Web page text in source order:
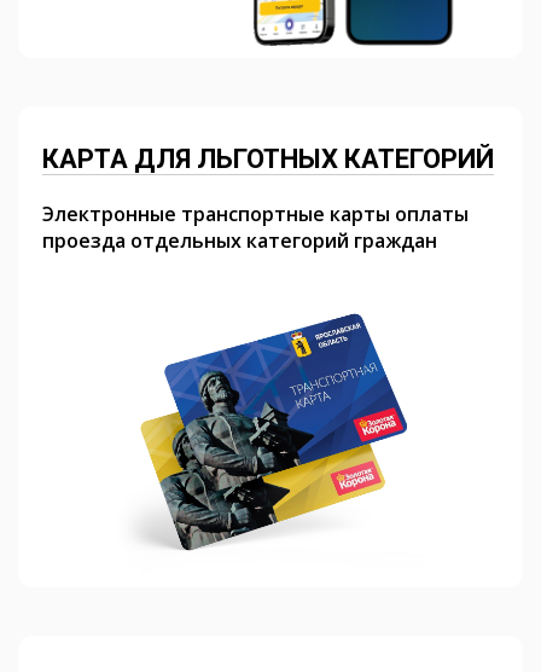
КАРТА ДЛЯ ЛЬГОТНЫХ КАТЕГОРИЙ
Электронные транспортные карты оплаты
проезда отдельных категорий граждан